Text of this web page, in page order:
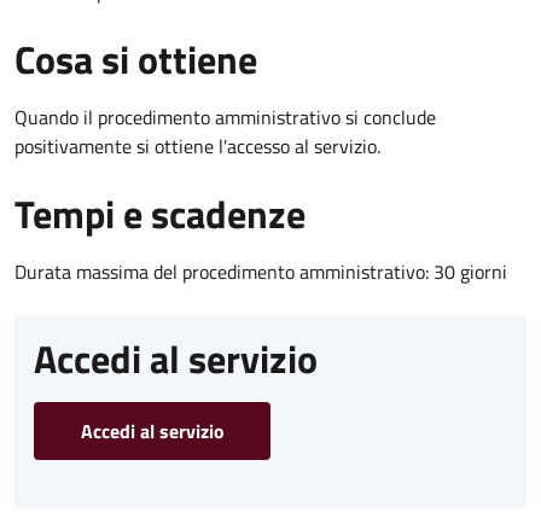
Cosa si ottiene
Quando il procedimento amministrativo si conclude
positivamente si ottiene l'accesso al servizio.
Tempi e scadenze
Durata massima del procedimento amministrativo: 30 giorni
Accedi al servizio
Accedi al servizio